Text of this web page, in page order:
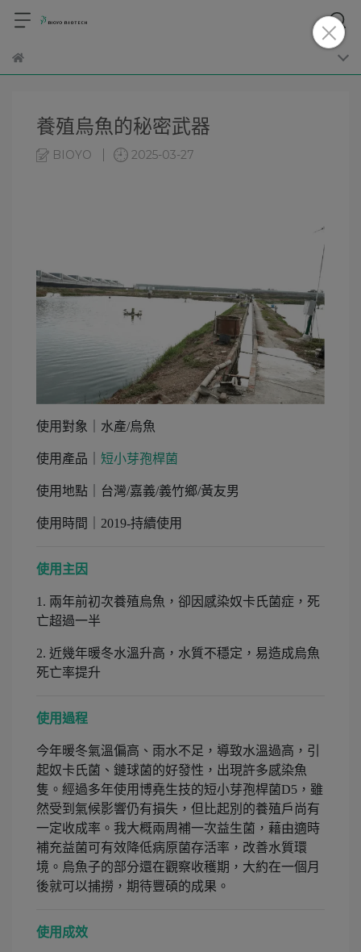
養殖烏魚的秘密武器
BIOYO 2025-03-27
使用對象｜水產/烏魚
使用產品｜ 短小芽孢桿菌
使用地點｜台灣/嘉義/義竹鄉/黃友男
使用時間｜2019-持續使用
使用主因
1. 兩年前初次養殖烏魚，卻因感染奴卡氏菌症，死
亡超過一半
2. 近幾年暖冬水溫升高，水質不穩定，易造成烏魚
死亡率提升
使用過程
今年暖冬氣溫偏高、雨水不足，導致水溫過高，引
起奴卡氏菌、鏈球菌的好發性，出現許多感染魚
隻。經過多年使用博堯生技的短小芽孢桿菌D5，雖
然受到氣候影響仍有損失，但比起別的養殖戶尚有
一定收成率。我大概兩周補一次益生菌，藉由適時
補充益菌可有效降低病原菌存活率，改善水質環
境。烏魚子的部分還在觀察收穫期，大約在一個月
後就可以捕撈，期待豐碩的成果。
使用成效